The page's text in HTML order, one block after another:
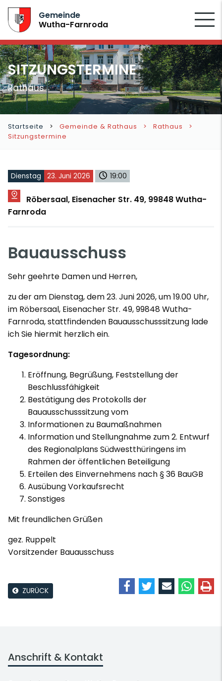
Gemeinde
Wutha-Farnroda
SITZUNGSTERMINE
Rathaus
Startseite Gemeinde & Rathaus
Rathaus
Sitzungstermine
Dienstag 23. Juni 2026 19:00
Röbersaal, Eisenacher Str. 49, 99848 Wutha-
Farnroda
Bauausschuss
Sehr geehrte Damen und Herren,
zu der am Dienstag, dem 23. Juni 2026, um 19.00 Uhr,
im Röbersaal, Eisenacher Str. 49, 99848 Wutha-
Farnroda, stattfindenden Bauausschusssitzung lade
ich Sie hiermit herzlich ein.
Tagesordnung:
Eröffnung, Begrüßung, Feststellung der
Beschlussfähigkeit
Bestätigung des Protokolls der
Bauausschusssitzung vom
Informationen zu Baumaßnahmen
Information und Stellungnahme zum 2. Entwurf
des Regionalplans Südwestthüringens im
Rahmen der öffentlichen Beteiligung
Erteilen des Einvernehmens nach § 36 BauGB
Ausübung Vorkaufsrecht
Sonstiges
Mit freundlichen Grüßen
gez. Ruppelt
Vorsitzender Bauausschuss
ZURÜCK
Anschrift & Kontakt